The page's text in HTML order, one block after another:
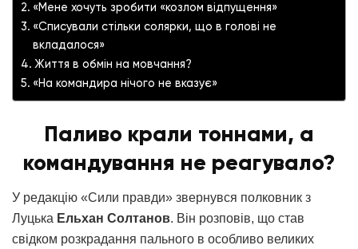
«Мене хочуть зробити «козлом відпущення»
«Списували стільки солярки, що в голові не
вкладалося»
Життя в обмін на мовчання?
«На командира нічого не вказує»
Паливо крали тоннами, а
командування не реагувало?
У редакцію «Сили правди» звернувся полковник з
Луцька Ельхан Солтанов. Він розповів, що став
свідком розкрадання пального в особливо великих